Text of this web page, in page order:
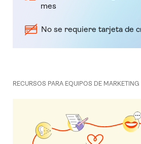
mes
No se requiere tarjeta de
RECURSOS PARA EQUIPOS DE MARKETING